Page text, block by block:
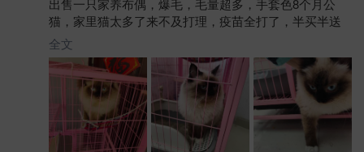
猫，家里猫太多了来不及打理，疫苗全打了，半买半送
全文